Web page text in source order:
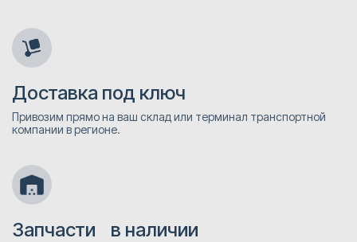
Доставка под ключ
Привозим прямо на ваш склад или терминал транспортной
компании в регионе.
Запчасти в наличии